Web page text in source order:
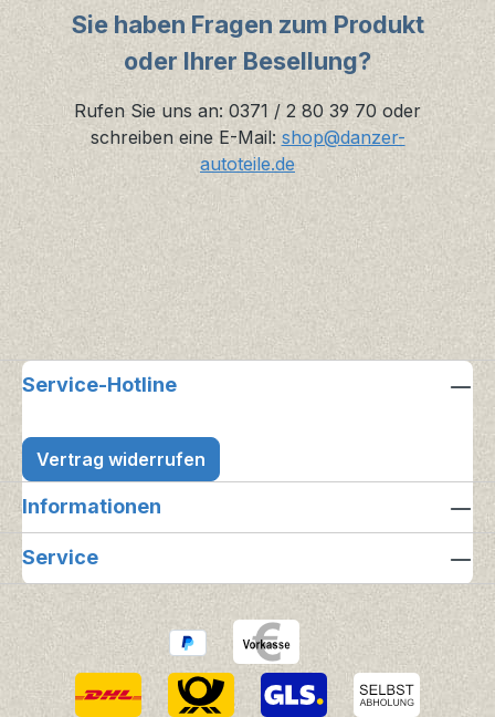
Sie haben Fragen zum Produkt
oder Ihrer Besellung?
Rufen Sie uns an: 0371 / 2 80 39 70 oder
schreiben eine E-Mail: shop@danzer-
autoteile.de
Service-Hotline
Vertrag widerrufen
Informationen
Service